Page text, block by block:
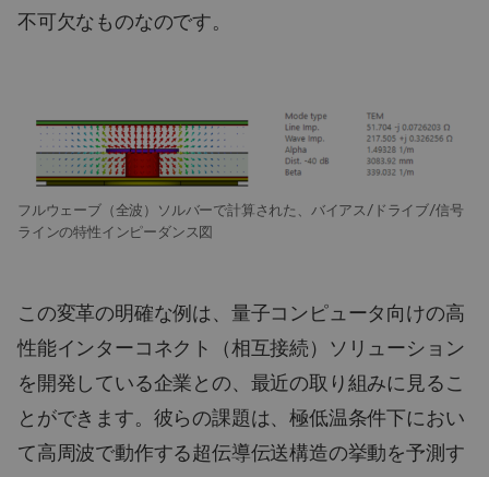
不可欠なものなのです。
フルウェーブ（全波）ソルバーで計算された、バイアス/ドライブ/信号
ラインの特性インピーダンス図
この変革の明確な例は、量子コンピュータ向けの高
性能インターコネクト（相互接続）ソリューション
を開発している企業との、最近の取り組みに見るこ
とができます。彼らの課題は、極低温条件下におい
て高周波で動作する超伝導伝送構造の挙動を予測す